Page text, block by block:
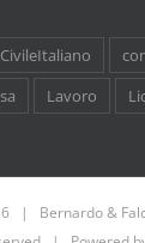
Lavoro
| Bernardo &